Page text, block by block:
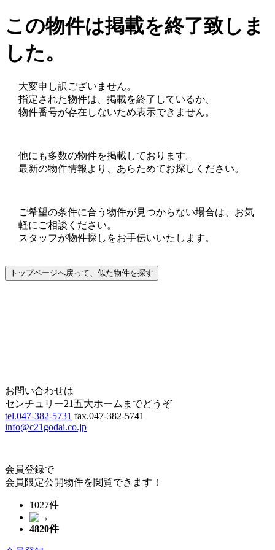
この物件は掲載を終了致しま
した。
大変申し訳ございません。
指定された物件は、掲載を終了しているか、
物件番号が存在しないため表示できません。
他にも多数の物件を掲載しております。
最新の物件情報より、あらためてお探しください。
ご希望の条件に合う物件が見つからない場合は、お気
軽にご相談ください。
スタッフが物件探しをお手伝いいたします。
お問い合わせは
センチュリー21五大ホームまでどうぞ
tel.047-382-5731 fax.047-382-5741
info@c21godai.co.jp
会員登録で
会員限定公開物件を閲覧できます！
1027件
4820件